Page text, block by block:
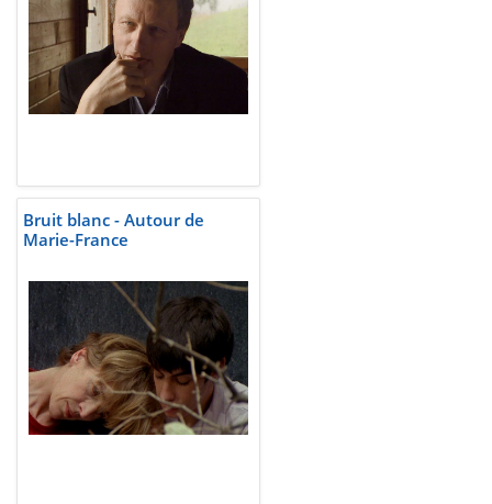
Bruit blanc - Autour de
Marie-France